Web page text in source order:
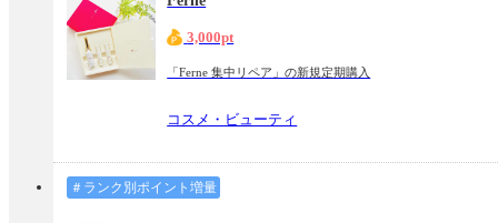
3,000pt
「Ferne 集中リペア」の新規定期購入
コスメ・ビューティ
＃ランク別ポイント増量